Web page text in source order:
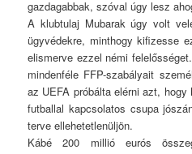
gazdagabbak, szóval úgy lesz
A klubtulaj Mubarak úgy volt
ügyvédekre, minthogy kifizesse
elismerve ezzel némi
mindenféle FFP-szabályait
az UEFA próbálta elérni azt,
futballal kapcsolatos csupa
terve ellehetetlenüljön.
Kábé 200 millió eurós